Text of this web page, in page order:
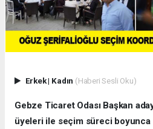
Erkek| Kadın (Haberi Sesli Oku)
Gebze Ticaret Odası Başkan
üyeleri ile seçim süreci